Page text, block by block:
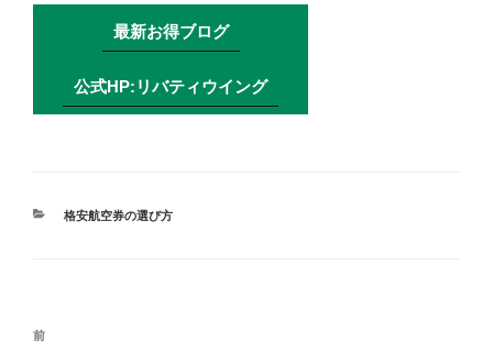
最新お得ブログ
公式HP:リバティウイング
カ
格安航空券の選び方
投
前
前